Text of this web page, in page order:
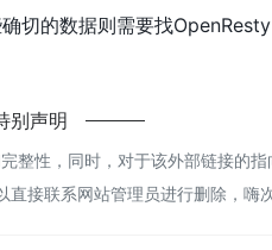
的数据则需要找
别声明
整性，同时，对于该外部链接的
接联系网站管理员进行删除，嗨